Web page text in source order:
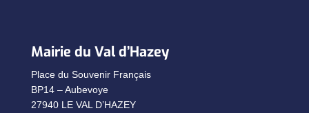
Mairie du Val d’Hazey
Place du Souvenir Français
BP14 – Aubevoye
27940 LE VAL D’HAZEY